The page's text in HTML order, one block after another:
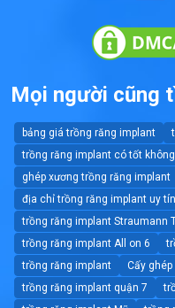
Mọi người cũng
bảng giá trồng răng implant
trồng răng implant có tốt không
ghép xương trồng răng implant
địa chỉ trồng răng implant uy tín
trồng răng implant Straumann
trồng răng implant All on 6
trồng răng implant
Cấy
trồng răng implant quận 7